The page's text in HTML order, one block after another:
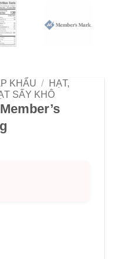
KHẨU /
HẠT,
SẤY KHÔ